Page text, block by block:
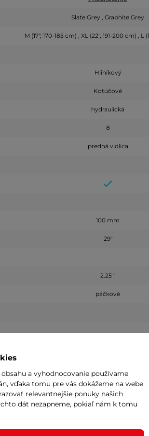
Slate Grey , Graphite Grey
M (17", 170-185 cm) , XL (22", 191-200 cm) , L
Hliníkový
Kotúčové
hydraulická
8
predná vidlica
100 mm
29"
2.25 "
páčkové
a vyhodnocovanie používame
vďaka tomu pre vás dokážeme na webe
relevantnejšie ponuky našich
dát nezapneme, pokiaľ nám k tomu